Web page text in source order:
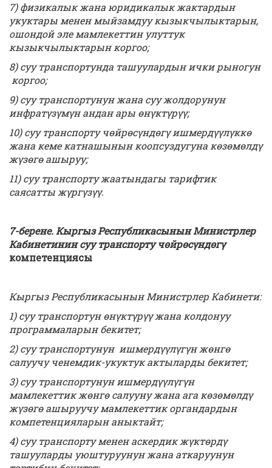
7) физикалык жана юридикалык жактардын
укуктары менен мыйзамдуу кызыкчылыктарын,
ошондой эле мамлекеттин улуттук
кызыкчылыктарын коргоо;
8) суу транспортунда ташуулардын ички рыногун
коргоо;
9) суу транспортунун жана суу жолдорунун
инфратүзүмүн андан ары өнүктүрүү;
10) суу транспорту чөйрөсүндөгү ишмердүүлүккө
жана кеме катнашынын коопсуздугуна көзөмөлдү
жүзөгө ашыруу;
11) суу транспорту жаатындагы тарифтик
саясатты жүргүзүү.
7-берене. Кыргыз РеспубликасынынМинистрлер
Кабинетининсуу транспорту чөйрөсүндөгү
компетенциясы
Кыргыз Республикасынын Министрлер Кабинети:
1) суу транспортун өнүктүрүү жана колдонуу
программаларын бекитет;
2) суу транспортунун ишмердүүлүгүн жөнгө
салуучу ченемдик-укуктук актыларды бекитет;
3) суу транспортунун ишмердүүлүгүн
мамлекеттик жөнгө салууну жана ага көзөмөлдү
жүзөгө ашыруучу мамлекеттик органдардын
компетенцияларын аныктайт;
4) суу транспорту менен аскердик жүктөрдү
ташууларды уюштуруунун жана аткаруунун